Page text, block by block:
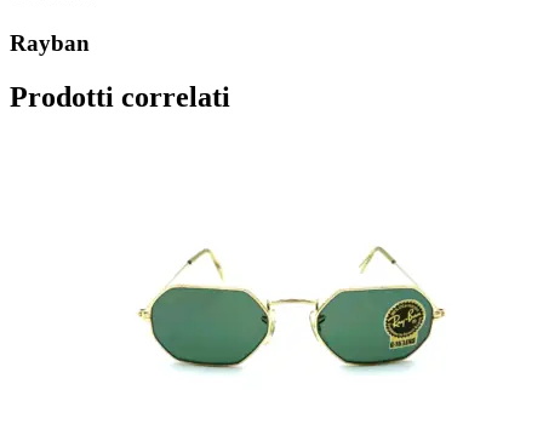
Rayban
Prodotti correlati